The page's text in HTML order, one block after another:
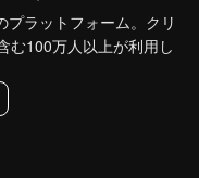
ラットフォーム。クリ
む100万人以上が利用し